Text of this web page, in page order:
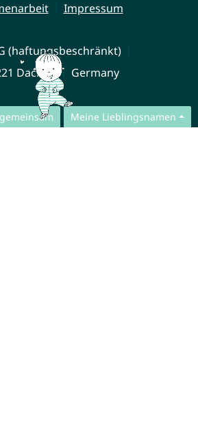
Meine Lieblingsnamen
Impressum
(haftungsbeschränkt)
Dachau Germany